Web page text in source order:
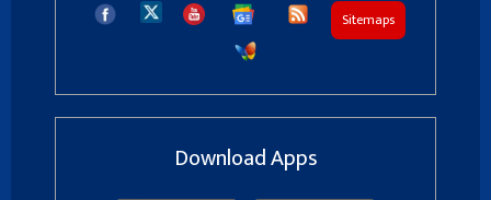
Sitemaps
Download Apps